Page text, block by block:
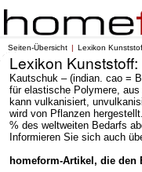
Seiten-Übersicht Lexikon
Lexikon
Kautschuk – (indian. cao =
für elastische Polymere,
kann vulkanisiert,
wird von Pflanzen
% des weltweiten Bedarfs
Informieren Sie sich auch
homeform-Artikel, die den